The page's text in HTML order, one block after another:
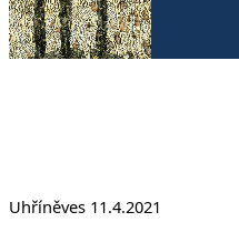
Uhříněves 11.4.2021